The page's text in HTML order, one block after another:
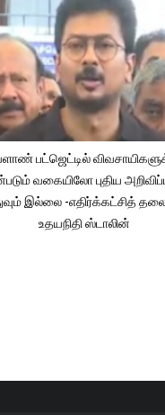
பட்ஜெட்டில்
வகையிலோ புதிய
இல்லை -எதிர்க்கட்சித்
உதயநிதி ஸ்டாலின்